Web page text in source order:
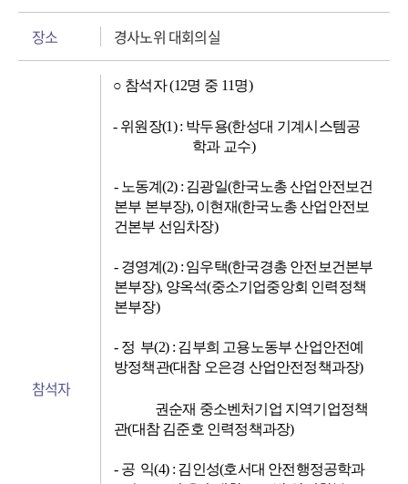
장소 경사노위 대회의실
참석자
○ 참석자(12명 중 11명)
- 위원장(1) : 박두용(한성대 기계시스템공
학과 교수)
- 노동계(2) : 김광일(한국노총 산업안전보건
본부 본부장), 이현재(한국노총 산업안전보
건본부 선임차장)
- 경영계(2) : 임우택(한국경총 안전보건본부
본부장), 양옥석(중소기업중앙회 인력정책
본부장)
- 정 부(2) : 김부희 고용노동부 산업안전예
방정책관(대참 오은경 산업안전정책과장)
권순재 중소벤처기업 지역기업정책
관(대참 김준호 인력정책과장)
- 공 익(4) : 김인성(호서대 안전행정공학과